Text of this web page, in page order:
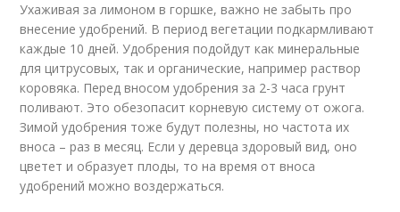
Ухаживая за лимоном в горшке, важно не забыть про
внесение удобрений. В период вегетации подкармливают
каждые 10 дней. Удобрения подойдут как минеральные
для цитрусовых, так и органические, например раствор
коровяка. Перед вносом удобрения за 2-3 часа грунт
поливают. Это обезопасит корневую систему от ожога.
Зимой удобрения тоже будут полезны, но частота их
вноса – раз в месяц. Если у деревца здоровый вид, оно
цветет и образует плоды, то на время от вноса
удобрений можно воздержаться.